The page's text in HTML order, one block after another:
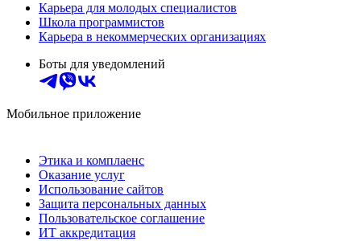
Карьера для молодых специалистов
Школа программистов
Карьера в некоммерческих организациях
Боты для уведомлений
Мобильное приложение
Этика и комплаенс
Оказание услуг
Использование сайтов
Защита персональных данных
Пользовательское соглашение
ИТ аккредитация